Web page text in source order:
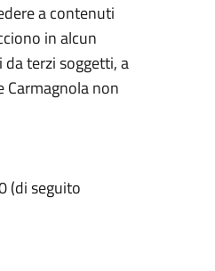
a contenuti
in alcun
terzi soggetti, a
non
(di seguito